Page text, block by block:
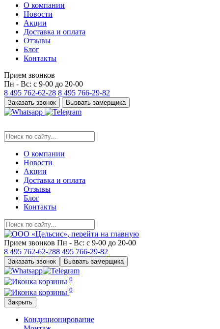
О компании
Новости
Акции
Доставка и оплата
Отзывы
Блог
Контакты
Прием звонков
Пн - Вс: с 9-00 до 20-00
8 495 762-62-28 8 495 766-29-82
Заказать звонок Вызвать замерщика
О компании
Новости
Акции
Доставка и оплата
Отзывы
Блог
Контакты
Прием звонков Пн - Вс: с 9-00 до 20-00
8 495 762-62-288 495 766-29-82
Заказать звонок Вызвать замерщика
0
0
Закрыть
Кондиционирование